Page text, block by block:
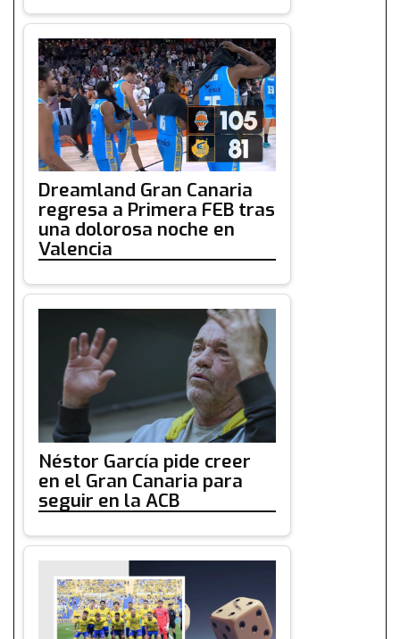
Dreamland Gran Canaria
regresa a Primera FEB tras
una dolorosa noche en
Valencia
Néstor García pide creer
en el Gran Canaria para
seguir en la ACB